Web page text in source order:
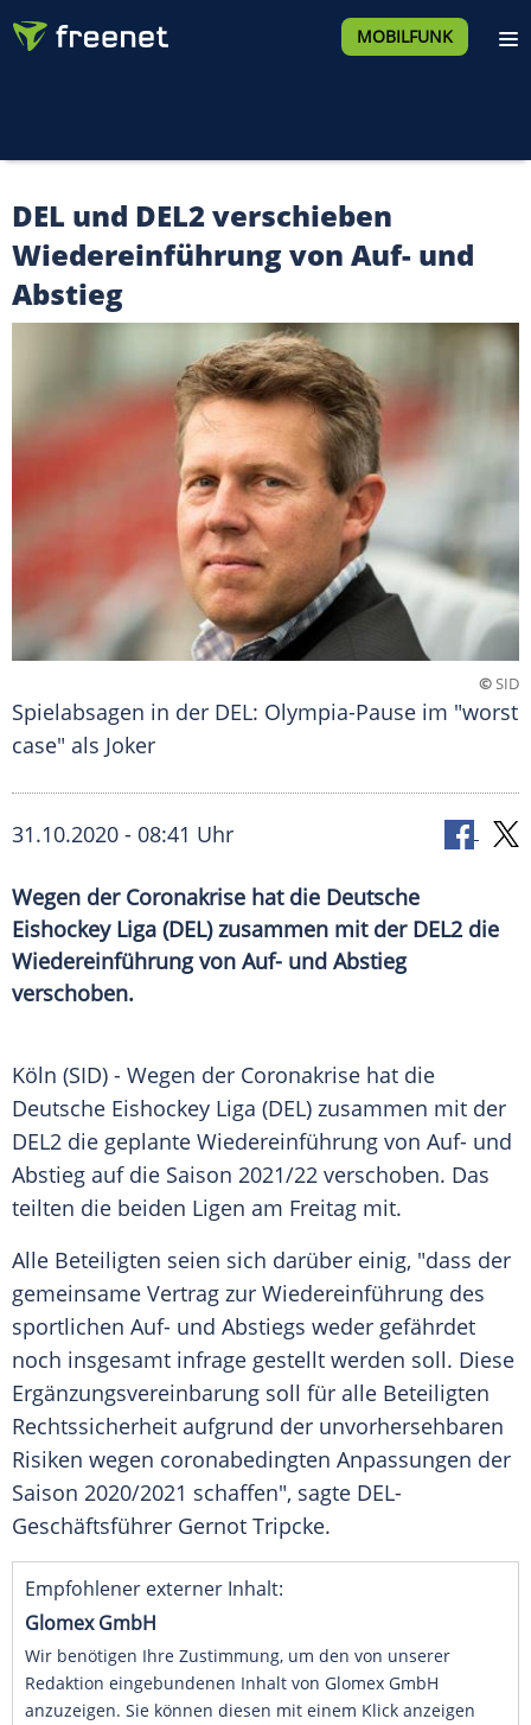
MOBILFUNK
DEL und DEL2 verschieben
Wiedereinführung von Auf- und
Abstieg
©SID
Spielabsagen in der DEL: Olympia-Pause im "worst
case" als Joker
31.10.2020 - 08:41 Uhr
Wegen der Coronakrise hat die Deutsche
Eishockey Liga (DEL) zusammen mit der DEL2 die
Wiedereinführung von Auf- und Abstieg
verschoben.
Köln (SID) - Wegen der Coronakrise hat die
Deutsche Eishockey Liga (DEL) zusammen mit der
DEL2 die geplante Wiedereinführung von Auf- und
Abstieg auf die Saison 2021/22 verschoben. Das
teilten die beiden Ligen am Freitag mit.
Alle Beteiligten seien sich darüber einig, "dass der
gemeinsame Vertrag zur Wiedereinführung des
sportlichen Auf- und Abstiegs weder gefährdet
noch insgesamt infrage gestellt werden soll. Diese
Ergänzungsvereinbarung soll für alle Beteiligten
Rechtssicherheit aufgrund der unvorhersehbaren
Risiken wegen coronabedingten Anpassungen der
Saison 2020/2021 schaffen", sagte DEL-
Geschäftsführer Gernot Tripcke.
Empfohlener externer Inhalt:
Glomex GmbH
Wir benötigen Ihre Zustimmung, um den von unserer
Redaktion eingebundenen Inhalt von Glomex GmbH
anzuzeigen. Sie können diesen mit einem Klick anzeigen